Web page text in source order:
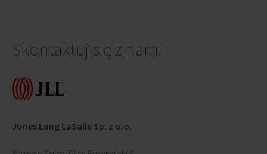
Skontaktuj się z nami
Jones Lang LaSalle Sp. z o.o.